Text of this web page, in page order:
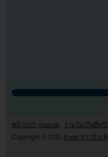
หน้าแรก youzab รวมวันเกิดศิลปิ
Copyright © 2011 Kpop ข่าวบันเ